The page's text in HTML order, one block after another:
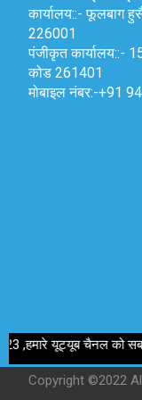
कार्यालय::-फूलबाग
226001
पंजीकृत कार्यालय::-
कोड 261401
मोबाइल नंबर:-+91
Copyright ©2022
चैनल को सबस्क्राइब